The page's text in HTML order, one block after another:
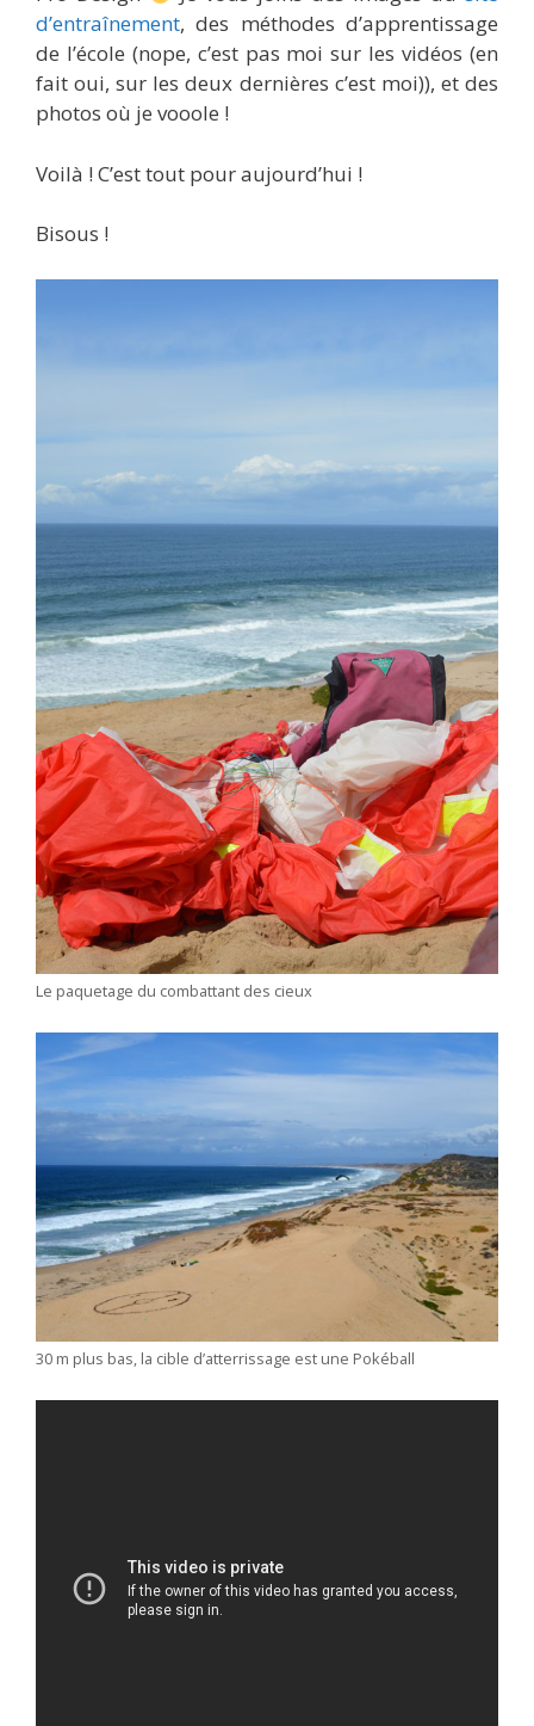
d’entraînement, des méthodes d’apprentissage
de l’école (nope, c’est pas moi sur les vidéos (en
fait oui, sur les deux dernières c’est moi)), et des
photos où je vooole !
Voilà ! C’est tout pour aujourd’hui !
Bisous !
Le paquetage du combattant des cieux
30 m plus bas, la cible d’atterrissage est une Pokéball